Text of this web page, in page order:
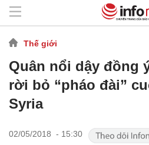
Thế giới
Quân nổi dậy đồng
rời bỏ “pháo đài”
Syria
02/05/2018 - 15:30